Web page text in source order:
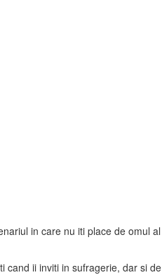
in care nu iti place de omul al
cand ii inviti in sufragerie, dar si de